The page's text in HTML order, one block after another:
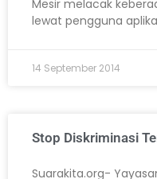
Mesir melacak
lewat pengguna
14 September 2014
Stop Diskriminasi
Suarakita.org-